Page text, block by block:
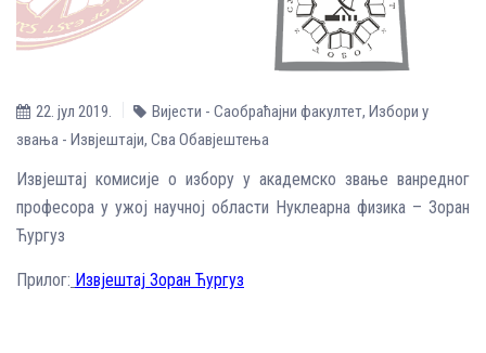
22. јул 2019. Вијести - Саобраћајни факултет, Избори у
звања - Извјештаји, Сва Обавјештења
Извјештај комисије о избору у академско звање ванредног
професора у ужој научној области Нуклеарна физика – Зоран
Ћургуз
Прилог: Извјештај Зоран Ћургуз